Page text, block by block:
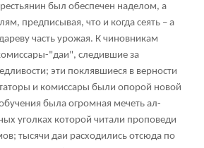
был обеспечен наделом, а
предписывая, что и когда сеять – а
часть урожая. К чиновникам
"даи", следившие за
эти поклявшиеся в верности
и комиссары были опорой новой
была огромная мечеть ал-
уголках которой читали проповеди
тысячи даи расходились отсюда по